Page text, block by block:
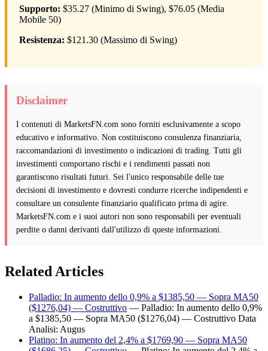
Supporto: $35.27 (Minimo di Swing), $76.05 (Media
Mobile 50)
Resistenza: $121.30 (Massimo di Swing)
Disclaimer
I contenuti di MarketsFN.com sono forniti esclusivamente a scopo
educativo e informativo. Non costituiscono consulenza finanziaria,
raccomandazioni di investimento o indicazioni di trading. Tutti gli
investimenti comportano rischi e i rendimenti passati non
garantiscono risultati futuri. Sei l'unico responsabile delle tue
decisioni di investimento e dovresti condurre ricerche indipendenti e
consultare un consulente finanziario qualificato prima di agire.
MarketsFN.com e i suoi autori non sono responsabili per eventuali
perdite o danni derivanti dall'utilizzo di queste informazioni.
Related Articles
Palladio: In aumento dello 0,9% a $1385,50 — Sopra MA50
($1276,04) — Costruttivo — Palladio: In aumento dello 0,9%
a $1385,50 — Sopra MA50 ($1276,04) — Costruttivo Data
Analisi: Augus
Platino: In aumento del 2,4% a $1769,90 — Sopra MA50